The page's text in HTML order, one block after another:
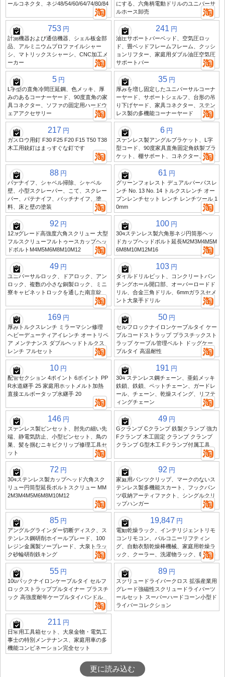
ールコネクタ、ネジ48/54/60/64/74/80/84
にする、六角柄電動ドリルのユニバーサ
ルホース卸売
753 円
計測機器および通信機器、シェル板金部
品、アルミニウムプロファイルシャー
シ、マトリックスシャーシ、CNC加工メ
ーカー
241 円
油圧サポートバーベッド、空気圧ロッ
ド、畳ベッドフレームフレーム、クッシ
ョンリフター、家庭用ダブル油圧空気圧
サポートバー
5 円
L字型の直角冷間圧延鋼、色メッキ、厚
みのあるコーナーヤード、90度直角の家
具コネクター、ソファの固定用ハードウ
ェアアクセサリー
35 円
厚みを増し固定したユニバーサルコーナ
ーヤード、サポートシェルフ、台形の吊
り下げヤード、家具コネクター、ステン
レス製の多機能コーナーヤード
217 円
ガスロウ用釘 F30 F25 F20 F15 T50 T38
木工用銃釘はまっすぐな釘です
6 円
ステンレス製アングルブラケット、L字
型コード、90度家具直角固定角鉄製ブラ
ケット、棚サポート、コネクター、防錆
88 円
パテナイフ、シャベル掃除、シャベル
壁、小型スクレーパー、こて、スクレー
パー、パテナイフ、バッチナイフ、塗
料、床と壁の塗装
61 円
グリーンフォレスト デュアルパーパスレ
ンチ No. 13 No. 14 トルクスレンチ オー
プンレンチセット レンチ レンチツール 1
0mm
92 円
12.9グレード高強度六角スクリュー 大型
フルスクリューフルトゥースカップヘッ
ドボルトM4M5M6M8M10M12
100 円
304ステンレス製六角形ネジ円筒形ヘッ
ドカップヘッドボルト延長M2M3M4M5M
6M8M10M12M16
49 円
ユニバーサルロック、ドアロック、アン
ロック、複数の小さな銅製ロック、ミニ
寮キャビネットロックを通した南京錠
103 円
タイルドリルビット、コンクリートパン
チングホール開口部、オーバーロードド
リル、合金三角ドリル、6mmガラスセメ
ント大泉手ドリル
169 円
厚みトルクスレンチ ミラーマシン修理
ヘビーデューティアイレンチ オートリペ
ア メンテナンス ダブルヘッドトルクス
レンチ フルセット
50 円
セルフロックナイロンケーブルタイ ケー
ブルコードストラップ プラスチックスト
ラップ ケーブル管理ベルト ドッグケー
ブルタイ 高温耐性
10 円
配管セクション 4ポイント 6ポイント PP
R水道継手 25 家庭用ホットメルト加熱
直接エルボータップ水継手 20
191 円
304 ステンレス鋼チェーン、亜鉛メッキ
鉄鎖、鉄鎖、ペットチェーン、ガードレ
ール、チェーン、乾燥スイング、リフテ
ィングチェーン
146 円
ステンレス製ピンセット、肘先の細い先
端、静電気防止、小型ピンセット、鳥の
巣、髪を掴むニキビクリップ修理工具セ
ット
49 円
Gクランプ Cクランプ 鉄製クランプ 強力
Fクランプ 木工固定 クランプ クランプ
クランプ G型木工 Fクランプ付属工具
72 円
304ステンレス製カップヘッド六角スク
リュー円筒型延長ボルトスクリュー MM
2M3M4M5M6M8M10M12
92 円
家庭用パンツクリップ、マークのないス
テンレス製多機能スカート、フックパン
ツ収納アーティファクト、シングルクリ
ップハンガー
85 円
アングルグラインダー切断ディスク、ス
テンレス鋼研削ホイールブレード、100
レジン金属製ソーブレード、大泉トラッ
ク砂輪研削鉄キング
19,847 円
電動乾燥ラック、インテリジェントリモ
コンリモコン、バルコニーリフティン
グ、自動衣類乾燥棒機械、家庭用乾燥ラ
ック、クーラー、洗濯物ラック、乾燥棒
55 円
100パックナイロンケーブルタイ セルフ
ロックストラッププルタイナー プラスチ
ック 高強度耐年ケーブルタイバンドル
89 円
スクリュードライバークロス 拡張産業用
グレード強磁性スクリュードライバーツ
ールセット スーパーハードコーン小型ド
ライバーコレクション
211 円
日常用工具箱セット、大泉金物・電気工
事士の特別メンテナンス、家庭用車の多
機能コンビネーション完全セット
更に読み込む